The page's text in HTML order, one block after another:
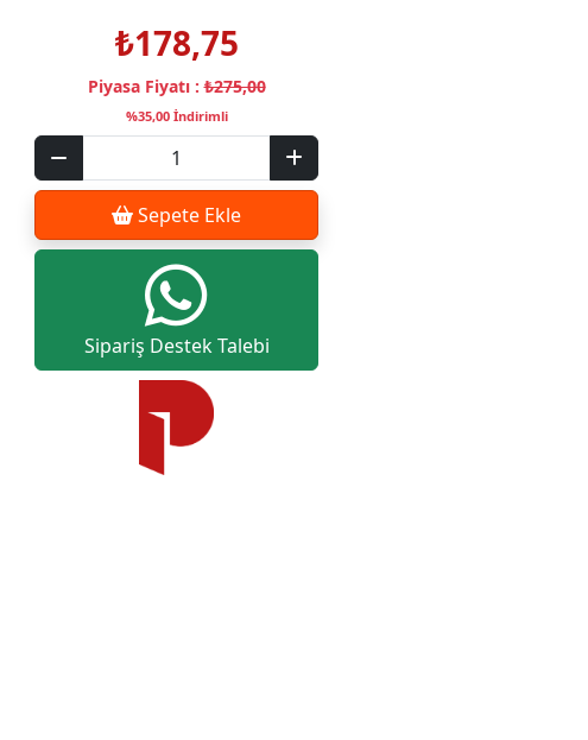
₺178,75
Piyasa Fiyatı :₺275,00
%35,00 İndirimli
Sepete Ekle
Sipariş Destek Talebi